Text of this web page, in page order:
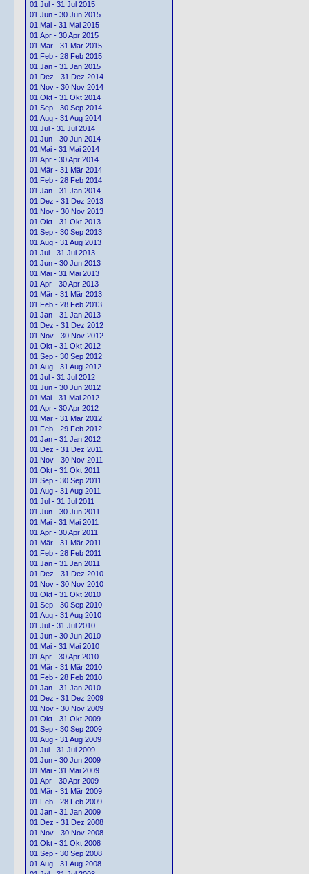
01.Jul - 31 Jul 2015
01.Jun - 30 Jun 2015
01.Mai - 31 Mai 2015
01.Apr - 30 Apr 2015
01.Mär - 31 Mär 2015
01.Feb - 28 Feb 2015
01.Jan - 31 Jan 2015
01.Dez - 31 Dez 2014
01.Nov - 30 Nov 2014
01.Okt - 31 Okt 2014
01.Sep - 30 Sep 2014
01.Aug - 31 Aug 2014
01.Jul - 31 Jul 2014
01.Jun - 30 Jun 2014
01.Mai - 31 Mai 2014
01.Apr - 30 Apr 2014
01.Mär - 31 Mär 2014
01.Feb - 28 Feb 2014
01.Jan - 31 Jan 2014
01.Dez - 31 Dez 2013
01.Nov - 30 Nov 2013
01.Okt - 31 Okt 2013
01.Sep - 30 Sep 2013
01.Aug - 31 Aug 2013
01.Jul - 31 Jul 2013
01.Jun - 30 Jun 2013
01.Mai - 31 Mai 2013
01.Apr - 30 Apr 2013
01.Mär - 31 Mär 2013
01.Feb - 28 Feb 2013
01.Jan - 31 Jan 2013
01.Dez - 31 Dez 2012
01.Nov - 30 Nov 2012
01.Okt - 31 Okt 2012
01.Sep - 30 Sep 2012
01.Aug - 31 Aug 2012
01.Jul - 31 Jul 2012
01.Jun - 30 Jun 2012
01.Mai - 31 Mai 2012
01.Apr - 30 Apr 2012
01.Mär - 31 Mär 2012
01.Feb - 29 Feb 2012
01.Jan - 31 Jan 2012
01.Dez - 31 Dez 2011
01.Nov - 30 Nov 2011
01.Okt - 31 Okt 2011
01.Sep - 30 Sep 2011
01.Aug - 31 Aug 2011
01.Jul - 31 Jul 2011
01.Jun - 30 Jun 2011
01.Mai - 31 Mai 2011
01.Apr - 30 Apr 2011
01.Mär - 31 Mär 2011
01.Feb - 28 Feb 2011
01.Jan - 31 Jan 2011
01.Dez - 31 Dez 2010
01.Nov - 30 Nov 2010
01.Okt - 31 Okt 2010
01.Sep - 30 Sep 2010
01.Aug - 31 Aug 2010
01.Jul - 31 Jul 2010
01.Jun - 30 Jun 2010
01.Mai - 31 Mai 2010
01.Apr - 30 Apr 2010
01.Mär - 31 Mär 2010
01.Feb - 28 Feb 2010
01.Jan - 31 Jan 2010
01.Dez - 31 Dez 2009
01.Nov - 30 Nov 2009
01.Okt - 31 Okt 2009
01.Sep - 30 Sep 2009
01.Aug - 31 Aug 2009
01.Jul - 31 Jul 2009
01.Jun - 30 Jun 2009
01.Mai - 31 Mai 2009
01.Apr - 30 Apr 2009
01.Mär - 31 Mär 2009
01.Feb - 28 Feb 2009
01.Jan - 31 Jan 2009
01.Dez - 31 Dez 2008
01.Nov - 30 Nov 2008
01.Okt - 31 Okt 2008
01.Sep - 30 Sep 2008
01.Aug - 31 Aug 2008